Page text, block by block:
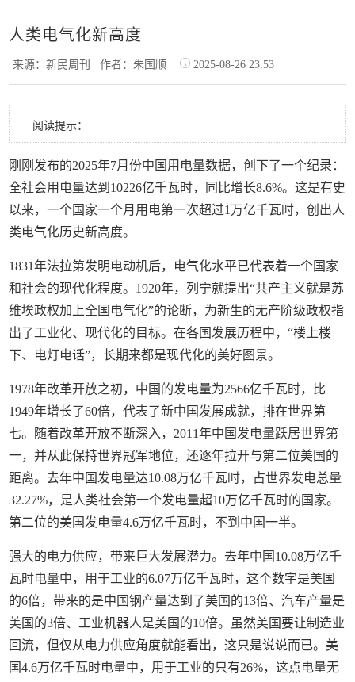
人类电气化新高度
来源：新民周刊作者：朱国顺 2025-08-26 23:53
阅读提示：
刚刚发布的2025年7月份中国用电量数据，创下了一个纪录：
全社会用电量达到10226亿千瓦时，同比增长8.6%。这是有史
以来，一个国家一个月用电第一次超过1万亿千瓦时，创出人
类电气化历史新高度。
1831年法拉第发明电动机后，电气化水平已代表着一个国家
和社会的现代化程度。1920年，列宁就提出“共产主义就是苏
维埃政权加上全国电气化”的论断，为新生的无产阶级政权指
出了工业化、现代化的目标。在各国发展历程中，“楼上楼
下、电灯电话”，长期来都是现代化的美好图景。
1978年改革开放之初，中国的发电量为2566亿千瓦时，比
1949年增长了60倍，代表了新中国发展成就，排在世界第
七。随着改革开放不断深入，2011年中国发电量跃居世界第
一，并从此保持世界冠军地位，还逐年拉开与第二位美国的
距离。去年中国发电量达10.08万亿千瓦时，占世界发电总量
32.27%，是人类社会第一个发电量超10万亿千瓦时的国家。
第二位的美国发电量4.6万亿千瓦时，不到中国一半。
强大的电力供应，带来巨大发展潜力。去年中国10.08万亿千
瓦时电量中，用于工业的6.07万亿千瓦时，这个数字是美国
的6倍，带来的是中国钢产量达到了美国的13倍、汽车产量是
美国的3倍、工业机器人是美国的10倍。虽然美国要让制造业
回流，但仅从电力供应角度就能看出，这只是说说而已。美
国4.6万亿千瓦时电量中，用于工业的只有26%，这点电量无